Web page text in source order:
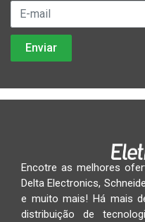
Encotre as melhores
Delta Electronics,
e muito mais! Há mais
distribuição de